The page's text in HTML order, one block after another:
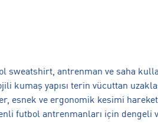
sweatshirt, antrenman ve saha
kumaş yapısı terin vücuttan
esnek ve ergonomik kesimi
futbol antrenmanları için